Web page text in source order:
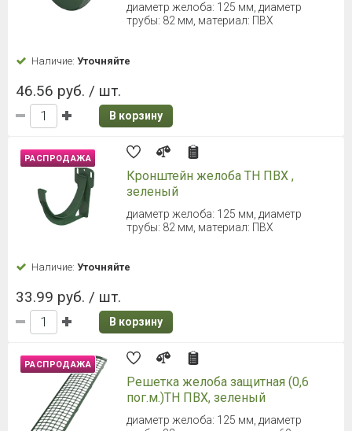
диаметр желоба: 125 мм, диаметр
трубы: 82 мм, материал: ПВХ
Наличие: Уточняйте
46.56 руб. / шт.
В корзину
РАСПРОДАЖА
Кронштейн желоба ТН ПВХ ,
зеленый
диаметр желоба: 125 мм, диаметр
трубы: 82 мм, материал: ПВХ
Наличие: Уточняйте
33.99 руб. / шт.
В корзину
РАСПРОДАЖА
Решетка желоба защитная (0,6
пог.м.)ТН ПВХ, зеленый
диаметр желоба: 125 мм, диаметр